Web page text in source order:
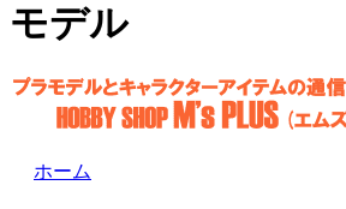
モデル
ホーム